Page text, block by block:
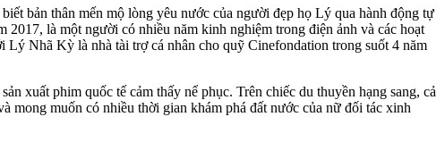
bản thân mến mộ lòng yêu nước của người đẹp họ Lý qua hành động tự
là một người có nhiều năm kinh nghiệm trong điện ảnh và các hoạt
Nhã Kỳ là nhà tài trợ cá nhân cho quỹ Cinefondation trong suốt 4 năm
xuất phim quốc tế cảm thấy nể phục. Trên chiếc du thuyền hạng sang, cả
mong muốn có nhiều thời gian khám phá đất nước của nữ đối tác xinh